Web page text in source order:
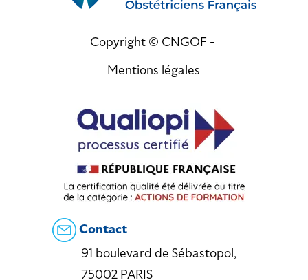
Copyright © CNGOF -
Mentions légales
Contact
91 boulevard de Sébastopol,
75002 PARIS